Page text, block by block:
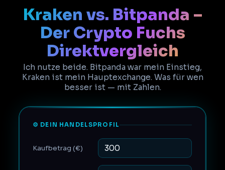
Kraken vs. Bitpanda –
Der Crypto Fuchs
Direktvergleich
Ich nutze beide. Bitpanda war mein Einstieg,
Kraken ist mein Hauptexchange. Was für wen
besser ist — mit Zahlen.
⚙️ DEIN HANDELSPROFIL
Kaufbetrag (€)